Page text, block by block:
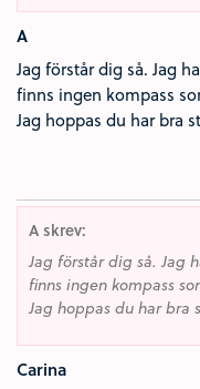
A
Jag förstår dig så. Jag
finns ingen kompass
Jag hoppas du har bra
A skrev:
Jag förstår dig så. Jag
finns ingen kompass
Jag hoppas du har
Carina